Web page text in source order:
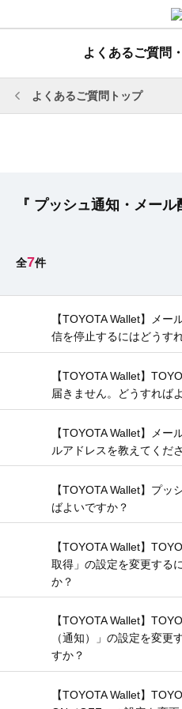
よくあるご質問
よくあるご質問トップ
『 プッシュ通知・メー
7
【TOYOTA Wallet】メ
信を停止するにはどうす
【TOYOTA Wallet】
届きません。どうすれば
【TOYOTA Wallet】メー
ルアドレスを教えてくださ
【TOYOTA Wallet】プ
ばよいですか？
【TOYOTA Wallet】
取得」の設定を変更する
か？
【TOYOTA Wallet】
（通知）」の設定を変更
すか？
【TOYOTA Wallet】